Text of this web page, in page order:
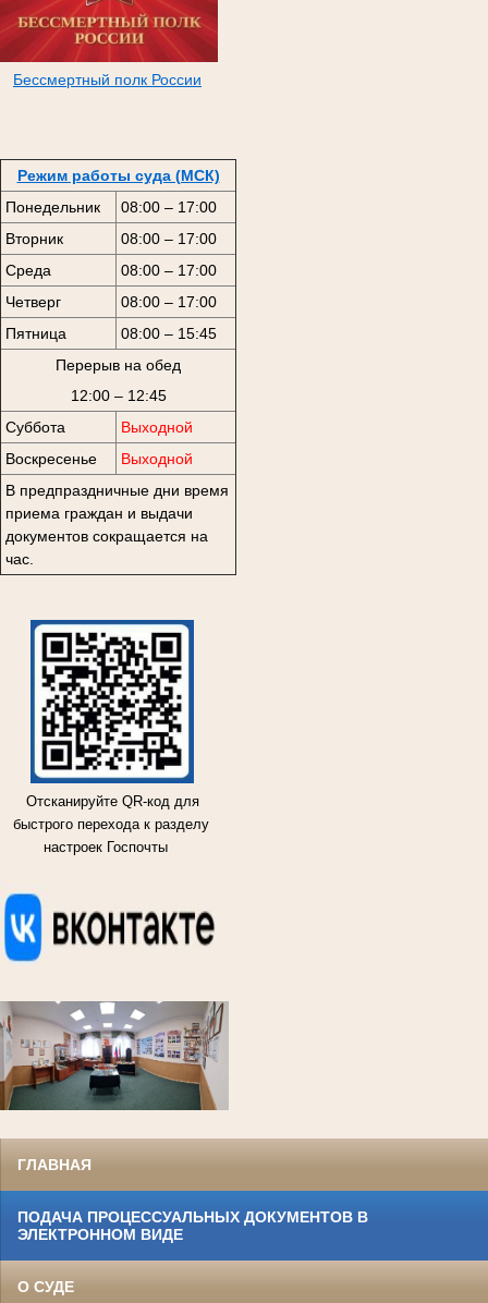
Бессмертный полк России
Режим работы суда (МСК)
Понедельник
08:00 – 17:00
Вторник
08:00 – 17:00
Среда
08:00 – 17:00
Четверг
08:00 – 17:00
Пятница
08:00 – 15:45
Перерыв на обед
12:00 – 12:45
Суббота
Выходной
Воскресенье
Выходной
В предпраздничные дни время
приема граждан и выдачи
документов сокращается на
час.
Отсканируйте QR-код для
быстрого перехода к разделу
настроек Госпочты
ГЛАВНАЯ
ПОДАЧА ПРОЦЕССУАЛЬНЫХ ДОКУМЕНТОВ В
ЭЛЕКТРОННОМ ВИДЕ
О СУДЕ